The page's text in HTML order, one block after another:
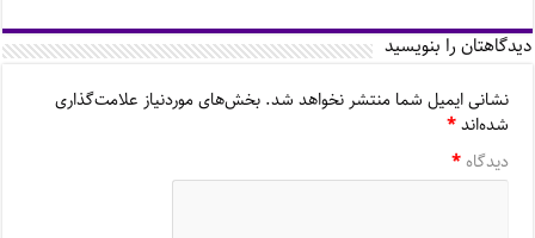
دیدگاهتان را بنویسید
نشانی ایمیل شما منتشر نخواهد شد. بخش‌های موردنیاز علامت‌گذاری
شده‌اند*
دیدگاه*